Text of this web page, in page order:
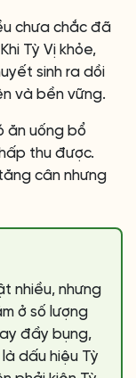
chưa chắc đã
Tỳ Vị khỏe,
sinh ra dồi
và bền vững.
ăn uống bổ
thu được.
cân nhưng
nhiều, nhưng
ở số lượng
đầy bụng,
dấu hiệu Tỳ